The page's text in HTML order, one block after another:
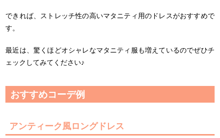
できれば、ストレッチ性の高いマタニティ用のドレスがおすすめで
す。
最近は、驚くほどオシャレなマタニティ服も増えているのでぜひチ
ェックしてみてください♪
おすすめコーデ例
アンティーク風ロングドレス